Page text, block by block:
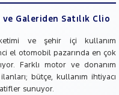
Galeriden Satılık Clio
ve şehir içi kullanım
el otomobil pazarında en çok
Farklı motor ve donanım
bütçe, kullanım ihtiyacı
sunuyor.